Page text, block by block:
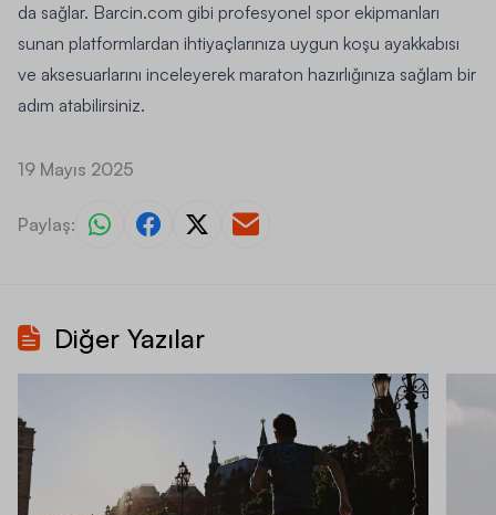
da sağlar. Barcin.com gibi profesyonel spor ekipmanları
sunan platformlardan ihtiyaçlarınıza uygun koşu ayakkabısı
ve aksesuarlarını inceleyerek maraton hazırlığınıza sağlam bir
adım atabilirsiniz.
19 Mayıs 2025
Paylaş:
Diğer Yazılar